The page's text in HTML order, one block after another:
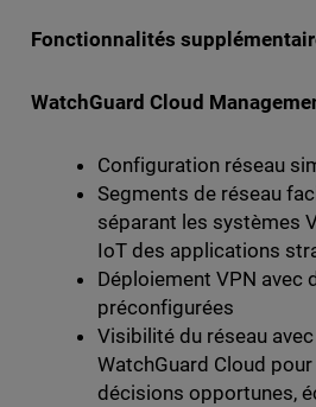
Fonctionnalités
WatchGuard Cloud
Configuration réseau
Segments de réseau
séparant les systèmes
IoT des applications
Déploiement VPN avec
préconfigurées
Visibilité du réseau
WatchGuard Cloud
décisions opportunes,